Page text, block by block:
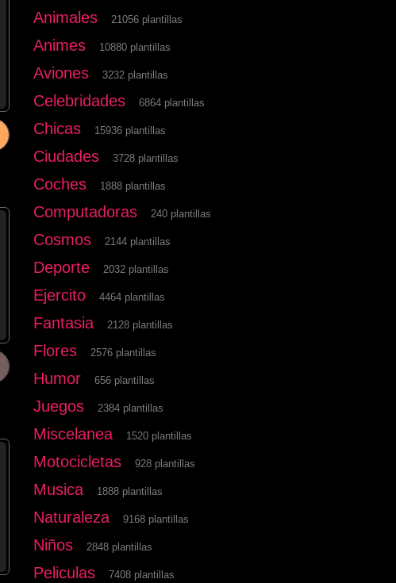
Animales 21056 plantillas
Animes 10880 plantillas
Aviones 3232 plantillas
Celebridades 6864 plantillas
Chicas 15936 plantillas
Ciudades 3728 plantillas
Coches 1888 plantillas
Computadoras 240 plantillas
Cosmos 2144 plantillas
Deporte 2032 plantillas
Ejercito 4464 plantillas
Fantasia 2128 plantillas
Flores 2576 plantillas
Humor 656 plantillas
Juegos 2384 plantillas
Miscelanea 1520 plantillas
Motocicletas 928 plantillas
Musica 1888 plantillas
Naturaleza 9168 plantillas
Niños 2848 plantillas
Peliculas 7408 plantillas